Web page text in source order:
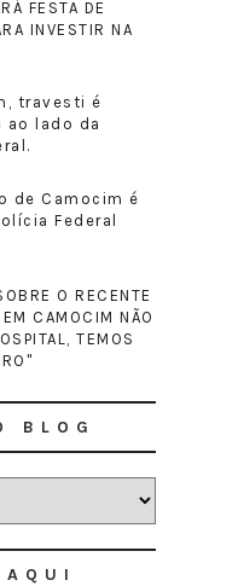
FESTA DE
INVESTIR NA
travesti é
ao lado da
de Camocim é
Federal
O RECENTE
CAMOCIM NÃO
TEMOS
BLOG